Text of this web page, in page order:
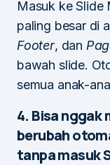
Masuk ke Slide
paling besar di
Footer, dan
bawah slide.
semua anak-
4. Bisa
berubah
tanpa masuk